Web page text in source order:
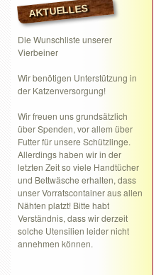
AKTUELLES
Die Wunschliste unserer
Vierbeiner
Wir benötigen Unterstützung in
der Katzenversorgung!
Wir freuen uns grundsätzlich
über Spenden, vor allem über
Futter für unsere Schützlinge.
Allerdings haben wir in der
letzten Zeit so viele Handtücher
und Bettwäsche erhalten, dass
unser Vorratscontainer aus allen
Nähten platzt! Bitte habt
Verständnis, dass wir derzeit
solche Utensilien leider nicht
annehmen können.